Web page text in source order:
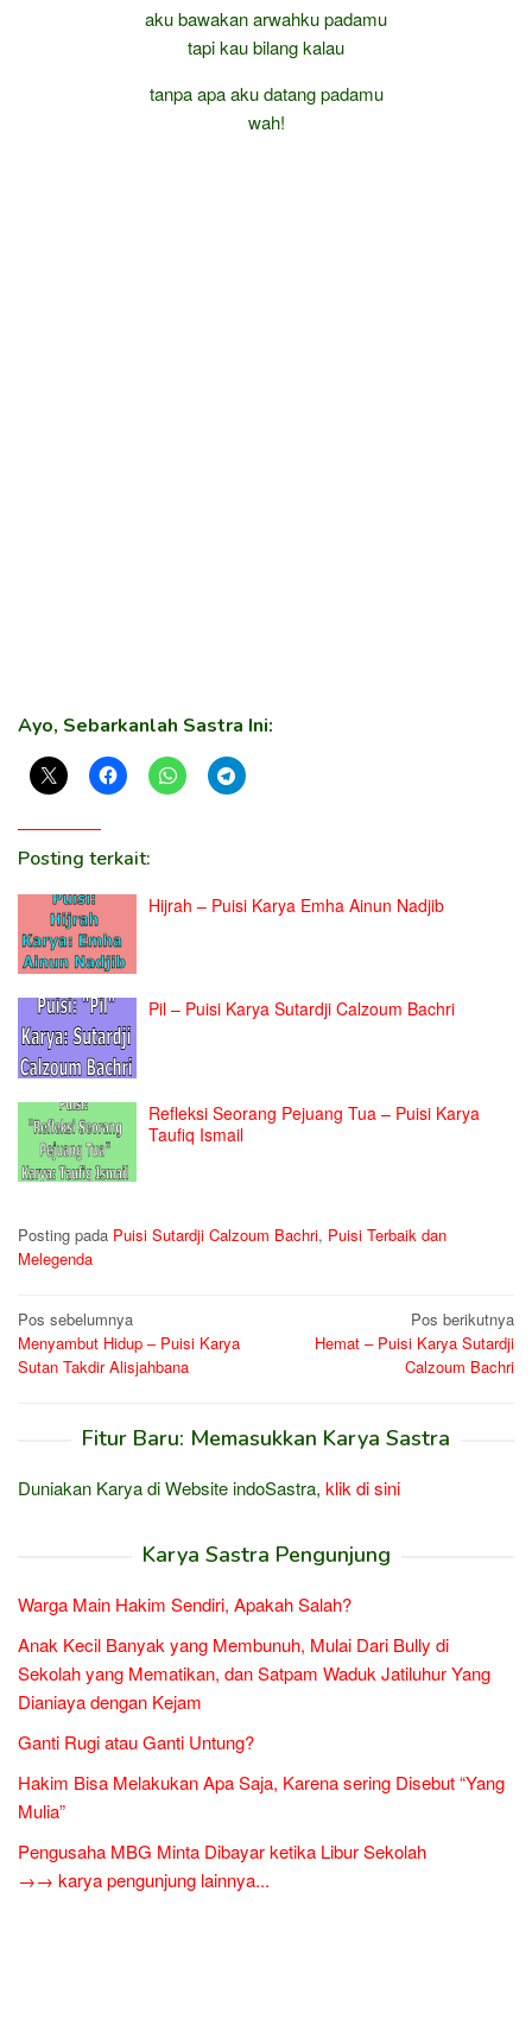
aku bawakan arwahku padamu
tapi kau bilang kalau
tanpa apa aku datang padamu
wah!
Ayo, Sebarkanlah Sastra Ini:
Posting terkait:
Hijrah – Puisi Karya Emha Ainun Nadjib
Pil – Puisi Karya Sutardji Calzoum Bachri
Refleksi Seorang Pejuang Tua – Puisi Karya
Taufiq Ismail
Posting pada Puisi Sutardji Calzoum Bachri, Puisi Terbaik dan
Melegenda
Navigasi
pos
Pos sebelumnya
Menyambut Hidup – Puisi Karya
Sutan Takdir Alisjahbana
Pos berikutnya
Hemat – Puisi Karya Sutardji
Calzoum Bachri
Fitur Baru: Memasukkan Karya Sastra
Duniakan Karya di Website indoSastra, klik di sini
Karya Sastra Pengunjung
Warga Main Hakim Sendiri, Apakah Salah?
Anak Kecil Banyak yang Membunuh, Mulai Dari Bully di
Sekolah yang Mematikan, dan Satpam Waduk Jatiluhur Yang
Dianiaya dengan Kejam
Ganti Rugi atau Ganti Untung?
Hakim Bisa Melakukan Apa Saja, Karena sering Disebut “Yang
Mulia”
Pengusaha MBG Minta Dibayar ketika Libur Sekolah
→→ karya pengunjung lainnya...